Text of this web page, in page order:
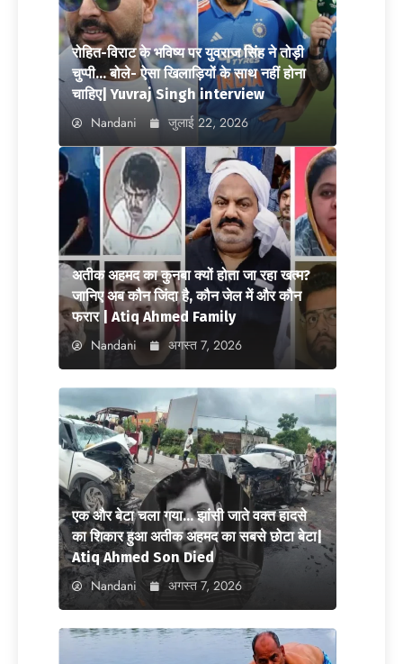
रोहित-विराट के भविष्य पर युवराज सिंह ने तोड़ी
चुप्पी… बोले- ऐसा खिलाड़ियों के साथ नहीं होना
चाहिए| Yuvraj Singh interview
Nandani जुलाई 22, 2026
अतीक अहमद का कुनबा क्यों होता जा रहा खत्म?
जानिए अब कौन जिंदा है, कौन जेल में और कौन
फरार | Atiq Ahmed Family
Nandani अगस्त 7, 2026
एक और बेटा चला गया… झांसी जाते वक्त हादसे
का शिकार हुआ अतीक अहमद का सबसे छोटा बेटा|
Atiq Ahmed Son Died
Nandani अगस्त 7, 2026